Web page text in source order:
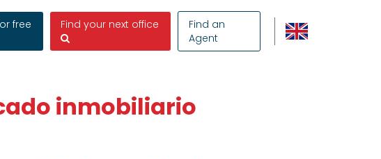
free Find your next office
Find an
Agent
inmobiliario